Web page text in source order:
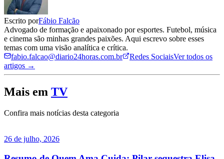
Escrito porFábio Falcão
Advogado de formação e apaixonado por esportes. Futebol, música
e cinema são minhas grandes paixões. Aqui escrevo sobre esses
temas com uma visão analítica e crítica.
fabio.falcao@diario24horas.com.br
Redes SociaisVer todos os
artigos →
Mais em TV
Confira mais notícias desta categoria
26 de julho, 2026